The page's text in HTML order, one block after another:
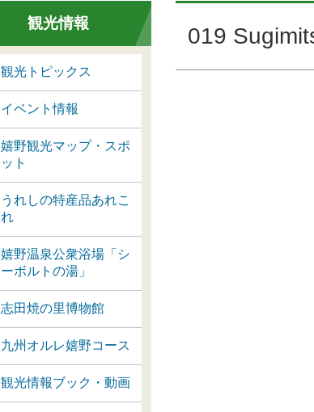
観光情報
観光トピックス
イベント情報
嬉野観光マップ・スポ
ット
うれしの特産品あれこ
れ
嬉野温泉公衆浴場「シ
ーボルトの湯」
志田焼の里博物館
九州オルレ嬉野コース
観光情報ブック・動画
019